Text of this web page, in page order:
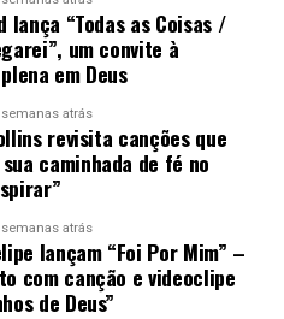
lança “Todas as Coisas /
um convite à
em Deus
semanas atrás
revisita canções que
caminhada de fé no
semanas atrás
lançam “Foi Por Mim” –
com canção e videoclipe
de Deus”